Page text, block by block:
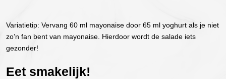
Variatietip: Vervang 60 ml mayonaise door 65 ml yoghurt als je niet
zo’n fan bent van mayonaise. Hierdoor wordt de salade iets
gezonder!
Eet smakelijk!